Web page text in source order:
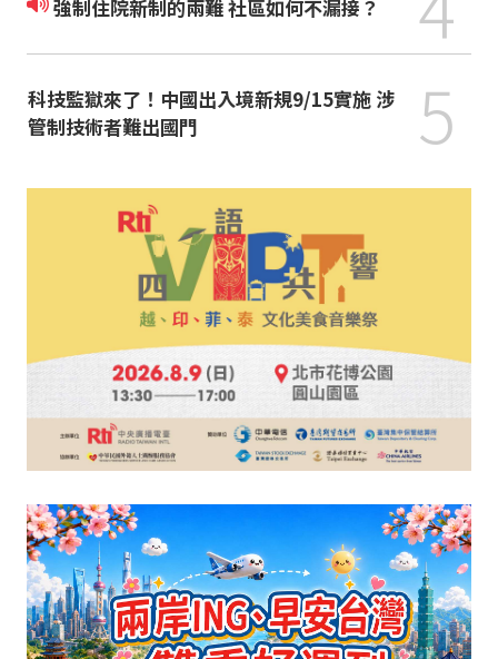
強制住院新制的兩難 社區如何不漏接？
科技監獄來了！中國出入境新規9/15實施 涉
管制技術者難出國門
5